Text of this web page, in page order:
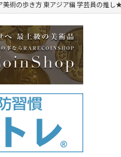
美術の歩き方 東アジア編 学芸員の推